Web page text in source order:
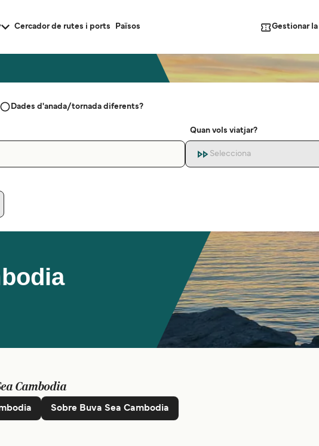
Cercador de rutes i ports Països Gestionar
Dades d'anada/tornada diferents?
Quan vols viatjar?
Selecciona
Cambodia
Sobre Buva Sea Cambodia